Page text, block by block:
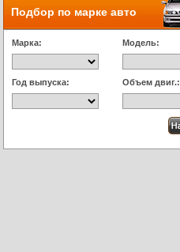
Подбор по марке авто
Марка: Модель:
Год выпуска: Объем двиг.: